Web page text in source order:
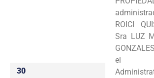
30
ROICI
Sra LUZ
el